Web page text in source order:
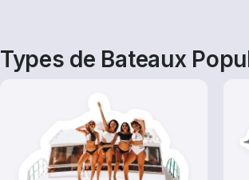
Types de Bateaux